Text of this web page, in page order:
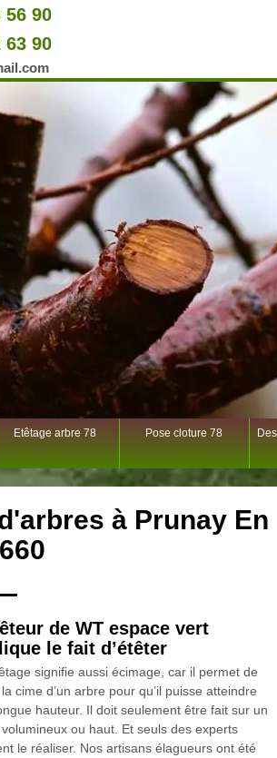
56 90
63 90
Etêtage arbre 78 Pose cloture 78
à Prunay En
de WT espace vert
le fait d’étêter
signifie aussi écimage, car il permet de
cime d’un arbre pour qu’il puisse atteindre
hauteur. Il doit seulement être fait sur un
ou haut. Et seuls des experts
le réaliser. Nos artisans élagueurs ont été